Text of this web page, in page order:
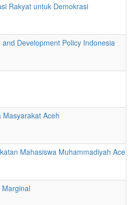
Rakyat untuk Demokrasi
Development Policy Indonesia
Aceh
Mahasiswa Muhammadiyah Aceh